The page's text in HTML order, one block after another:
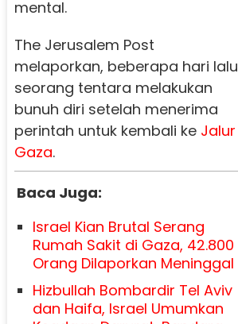
mental.
The Jerusalem Post
melaporkan, beberapa hari lalu
seorang tentara melakukan
bunuh diri setelah menerima
perintah untuk kembali ke Jalur
Gaza.
Baca Juga:
Israel Kian Brutal Serang
Rumah Sakit di Gaza, 42.800
Orang Dilaporkan Meninggal
Hizbullah Bombardir Tel Aviv
dan Haifa, Israel Umumkan